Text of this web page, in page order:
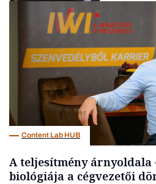
Befektetés
Content Lab HUB
A teljesítmény árnyoldala
biológiája a cégvezetői